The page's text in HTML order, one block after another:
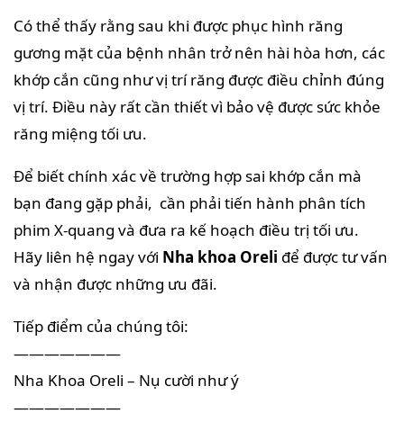
Có thể thấy rằng sau khi được phục hình răng
gương mặt của bệnh nhân trở nên hài hòa hơn, các
khớp cắn cũng như vị trí răng được điều chỉnh đúng
vị trí. Điều này rất cần thiết vì bảo vệ được sức khỏe
răng miệng tối ưu.
Để biết chính xác về trường hợp sai khớp cắn mà
bạn đang gặp phải, cần phải tiến hành phân tích
phim X-quang và đưa ra kế hoạch điều trị tối ưu.
Hãy liên hệ ngay với Nha khoa Oreli để được tư vấn
và nhận được những ưu đãi.
Tiếp điểm của chúng tôi:
———————
Nha Khoa Oreli – Nụ cười như ý
———————